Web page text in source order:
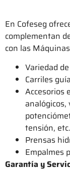
En Cofeseg
complementan
con las
Variedad
Carriles
Accesorios
analógicos,
tensión, etc.
Prensas
Empalmes
Garantía y